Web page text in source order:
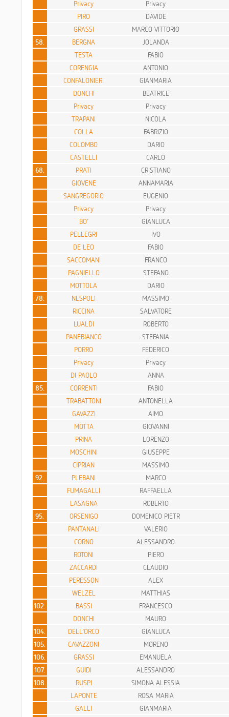
Privacy
Privacy
PIRO
DAVIDE
GRASSI
MARCO VITTORIO
58.
BERGNA
JOLANDA
TESTA
FABIO
CORENGIA
ANTONIO
CONFALONIERI
GIANMARIA
DONCHI
BEATRICE
Privacy
Privacy
TRAPANI
NICOLA
COLLA
FABRIZIO
COLOMBO
DARIO
CASTELLI
CARLO
68.
PRATI
CRISTIANO
GIOVENE
ANNAMARIA
SANGREGORIO
EUGENIO
Privacy
Privacy
BO'
GIANLUCA
PELLEGRI
IVO
DE LEO
FABIO
SACCOMANI
FRANCO
PAGNIELLO
STEFANO
MOTTOLA
DARIO
78.
NESPOLI
MASSIMO
RICCINA
SALVATORE
LUALDI
ROBERTO
PANEBIANCO
STEFANIA
PORRO
FEDERICO
Privacy
Privacy
DI PAOLO
ANNA
85.
CORRENTI
FABIO
TRABATTONI
ANTONELLA
GAVAZZI
AIMO
MOTTA
GIOVANNI
PRINA
LORENZO
MOSCHINI
GIUSEPPE
CIPRIAN
MASSIMO
92.
PLEBANI
MARCO
FUMAGALLI
RAFFAELLA
LASAGNA
ROBERTO
95.
ORSENIGO
DOMENICO PIETR
PANTANALI
VALERIO
CORNO
ALESSANDRO
ROTONI
PIERO
ZACCARDI
CLAUDIO
PERESSON
ALEX
WELZEL
MATTHIAS
102.
BASSI
FRANCESCO
DONCHI
MAURO
104.
DELL'ORCO
GIANLUCA
105.
CAVAZZONI
MORENO
106.
GRASSI
EMANUELA
107.
GUIDI
ALESSANDRO
108.
RUSPI
SIMONA ALESSIA
LAPONTE
ROSA MARIA
GALLI
GIANMARIA